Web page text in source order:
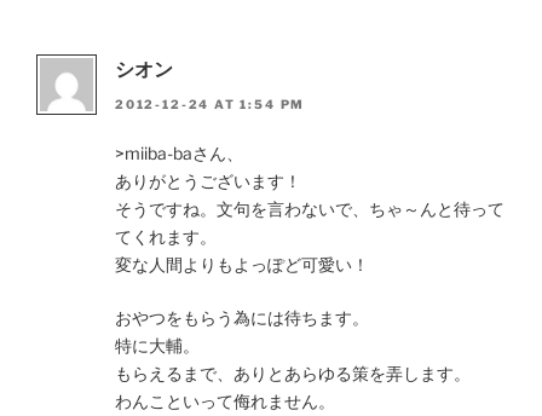
シオン
2012-12-24 AT 1:54 PM
>miiba-baさん、
ありがとうございます！
そうですね。文句を言わないで、ちゃ～んと待って
てくれます。
変な人間よりもよっぽど可愛い！
おやつをもらう為には待ちます。
特に大輔。
もらえるまで、ありとあらゆる策を弄します。
わんこといって侮れません。